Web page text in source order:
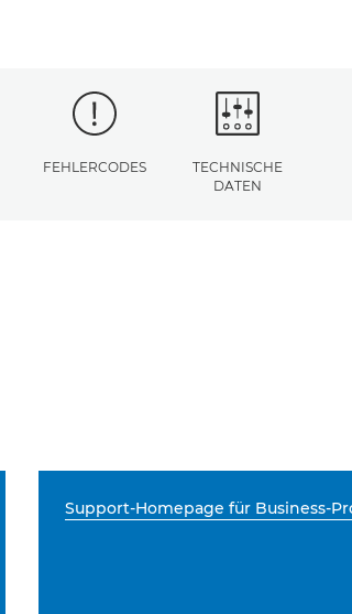
FEHLERCODES
TECHNISCHE
DATEN
Support-Homepage für Business-